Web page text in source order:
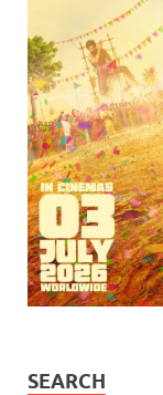
SEARCH